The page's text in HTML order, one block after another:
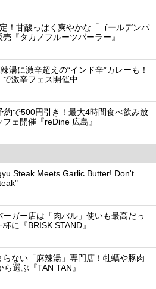
！甘酸っぱく爽やかな「ゴールデンパ
『タカノフルーツパーラー』
湯に激辛超えの“インド辛”カレーも！
で激辛フェス開催中
約で500円引き！最大4時間食べ飲み放
ェ開催『reDine 広島』
Steak Meets Garlic Butter! Don't
ガー店は「肉バル」使いも最高だっ
に『BRISK STAND』
らない「麻辣湯」専門店！牡蠣や豚肉
選ぶ『TAN TAN』